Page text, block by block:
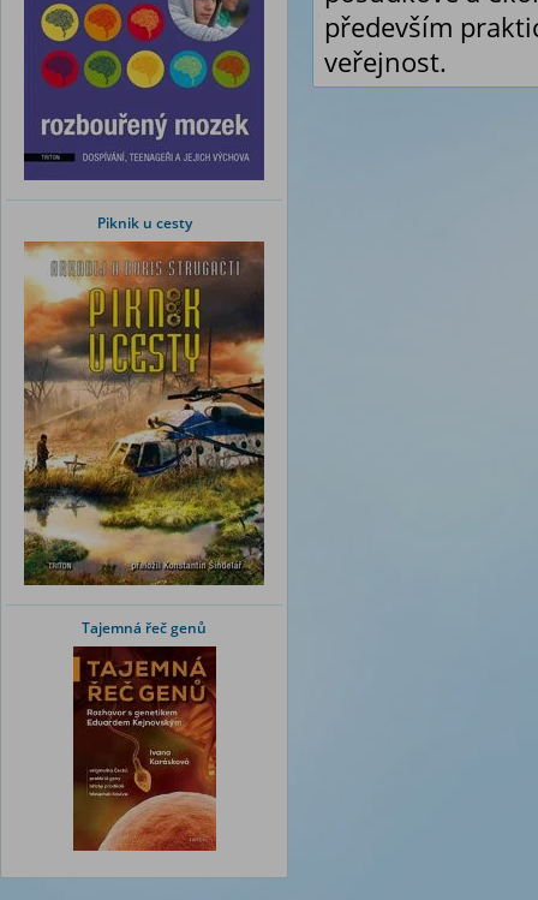
Piknik u cesty
Tajemná řeč genů
především
veřejnost.